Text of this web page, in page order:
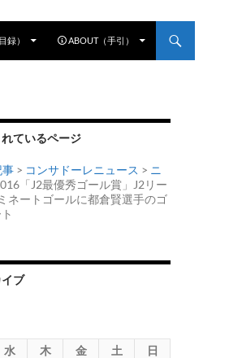
録） ABOUT（手引）
ているページ
事 > コンサドーレニュース > ニ
「J2最優秀ゴール賞」J2リー
ネートゴールに都倉賢選手のゴ
ブ
水 木 金 土
日